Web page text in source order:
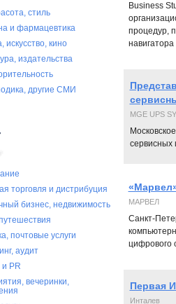
стиль
и фармацевтика
искусство, кино
издательства
другие СМИ
торговля и дистрибуция
бизнес, недвижимость
почтовые услуги
аудит
и PR
вечеринки,
Business
процедур,
MGE UPS
сервисных
МАРВЕЛ
Санкт-
цифрового
Первая
Инталев